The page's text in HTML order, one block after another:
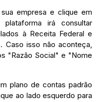
empresa e clique em
irá consultar
à Receita Federal e
Caso isso não aconteça,
"Razão Social" e "Nome
plano de contas padrão
ao lado esquerdo para